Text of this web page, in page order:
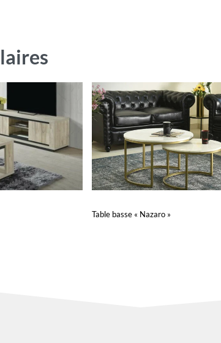
Table basse « Nazaro »